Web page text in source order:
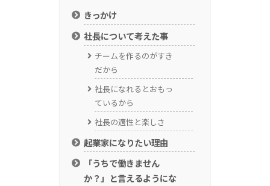
きっかけ
社長について考えた事
チームを作るのがすき
だから
社長になれるとおもっ
ているから
社長の適性と楽しさ
起業家になりたい理由
「うちで働きません
か？」と言えるようにな